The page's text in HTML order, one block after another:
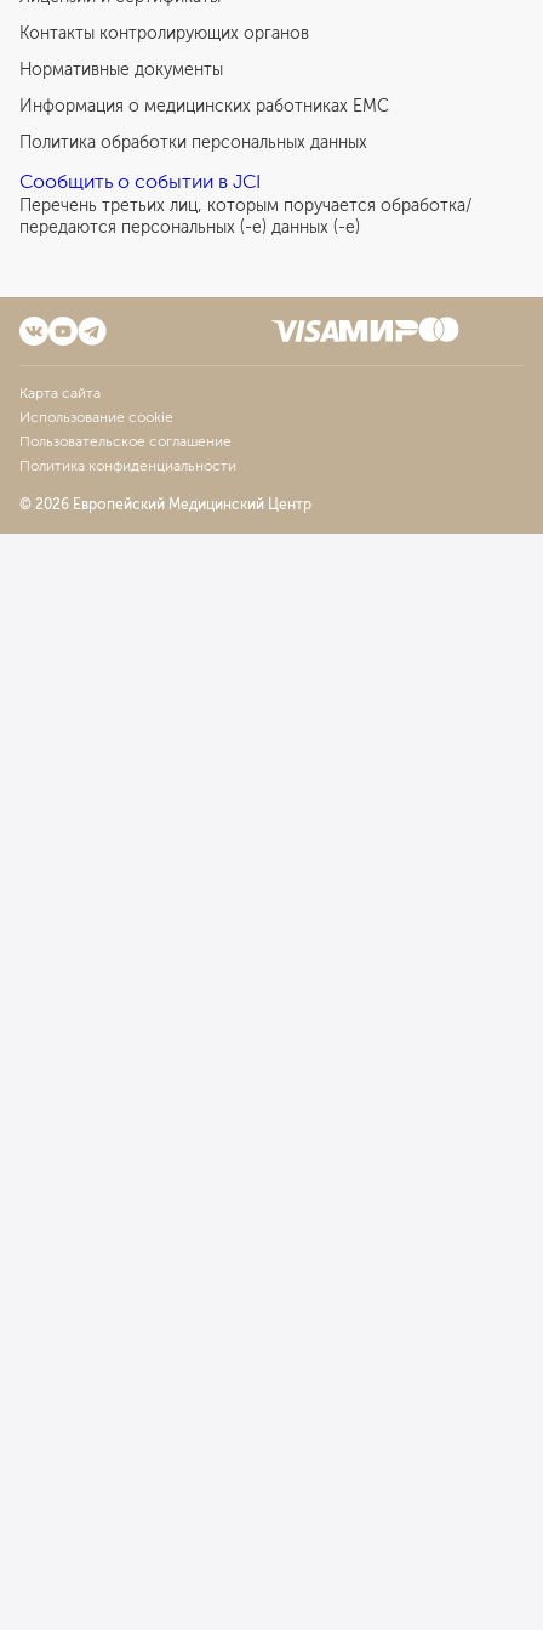
Контакты контролирующих органов
Нормативные документы
Информация о медицинских работниках EMC
Политика обработки персональных данных
Сообщить о событии в JCI
Перечень третьих лиц, которым поручается обработка/
передаются персональных (-е) данных (-е)
Карта сайта
Использование cookie
Пользовательское соглашение
Политика конфиденциальности
© 2026 Европейский Медицинский Центр